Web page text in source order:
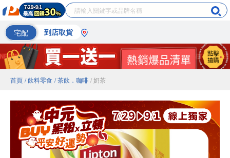
宅配 到店取貨
首頁 / 飲料零食 / 茶飲．咖啡 / 奶茶